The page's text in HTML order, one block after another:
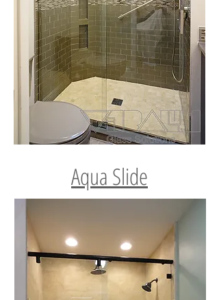
Aqua Slide